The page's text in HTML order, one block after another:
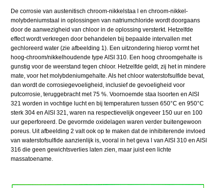
De corrosie van austenitisch chroom-nikkelstaa l en chroom-nikkel-
molybdeniumstaal in oplossingen van natriumchloride wordt doorgaans
door de aanwezigheid van chloor in de oplossing versterkt. Hetzelfde
effect wordt verkregen door behandelen bij bepaalde intervallen met
gechloreerd water (zie afbeelding 1). Een uitzondering hierop vormt het
hoog-chroom/nikkelhoudende type AISI 310. Een hoog chroomgehalte is
gunstig voor de weerstand tegen chloor. Hetzelfde geldt, zij het in mindere
mate, voor het molybdeniumgehalte. Als het chloor waterstofsulfide bevat,
dan wordt de corrosiegevoeligheid, inclusief de gevoeligheid voor
putcorrosie, teruggebracht met 75 %. Voornoemde staa lsoorten en AISI
321 worden in vochtige lucht en bij temperaturen tussen 650°C en 950°C
sterk 304 en AISI 321, waren na respectievelijk ongeveer 150 uur en 100
uur geperforeerd. De gevormde oxidelagen waren verder buitengewoon
poreus. Uit afbeelding 2 valt ook op te maken dat de inhibiterende invloed
van waterstofsulfide aanzienlijk is, vooral in het geva l van AISI 310 en AISI
316 die geen gewichtsverlies laten zien, maar juist een lichte
massatoename.